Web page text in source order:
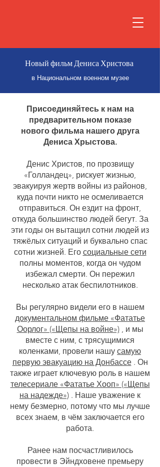
Новый фильм Дениса Христова
в Национальном военном музее
Присоединяйтесь к нам на
предварительном показе
нового фильма нашего друга
Дениса Хрыстова.
Денис Христов, по прозвищу
«Голландец», рискует жизнью,
эвакуируя жертв войны из районов,
куда почти никто не осмеливается
отправиться. Он ездит на фронт,
откуда большинство людей бегут. За
эти годы он вытащил сотни людей из
тяжёлых ситуаций и буквально спас
сотни жизней. Его социальные сети
полны моментов, когда он чудом
избежал смерти. Он пережил
несколько атак беспилотников.
Вы регулярно видели его в нашем
документальном фильме «Фататье
Оорлог» («Щепы на войне»), и мы
вместе с ним, с трясущимися
коленками, провели нашу самую
первую эвакуацию на Донбассе. Он
также играет ключевую роль в нашем
телесериале «Фататье Хооп» («Щепы
на надежде») . Наше уважение к
нему безмерно, потому что мы лучше
всех знаем, в чём заключается его
работа.
Ранее нам посчастливилось
провести в Эйндховене премьеру